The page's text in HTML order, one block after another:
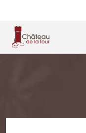
Cookies management panel